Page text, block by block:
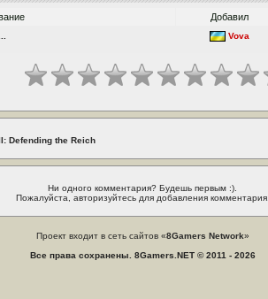
Добавил
Vova
Defending the Reich
Ни одного комментария? Будешь первым :).
Пожалуйста, авторизуйтесь для добавления комментария.
Проект входит в сеть сайтов «8Gamers Network»
Все права сохранены. 8Gamers.NET © 2011 - 2026